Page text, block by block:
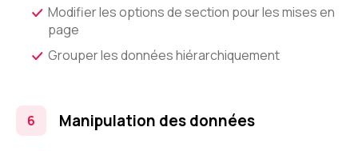
Modifier les options de section pour les mises en
page
Grouper les données hiérarchiquement
Manipulation des données